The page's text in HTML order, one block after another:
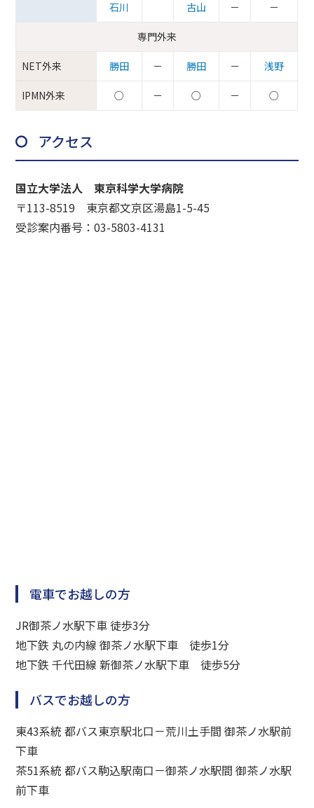
石川 古山 － －
専門外来
NET外来 勝田 － 勝田 － 浅野
IPMN外来 ○ － ○ － ○
アクセス
国立大学法人 東京科学大学病院
〒113-8519 東京都文京区湯島1-5-45
受診案内番号：03-5803-4131
電車でお越しの方
JR御茶ノ水駅下車 徒歩3分
地下鉄 丸の内線 御茶ノ水駅下車 徒歩1分
地下鉄 千代田線 新御茶ノ水駅下車 徒歩5分
バスでお越しの方
東43系統 都バス東京駅北口－荒川土手間 御茶ノ水駅前
下車
茶51系統 都バス駒込駅南口－御茶ノ水駅間 御茶ノ水駅
前下車